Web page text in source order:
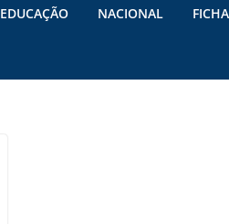
EDUCAÇÃO NACIONAL